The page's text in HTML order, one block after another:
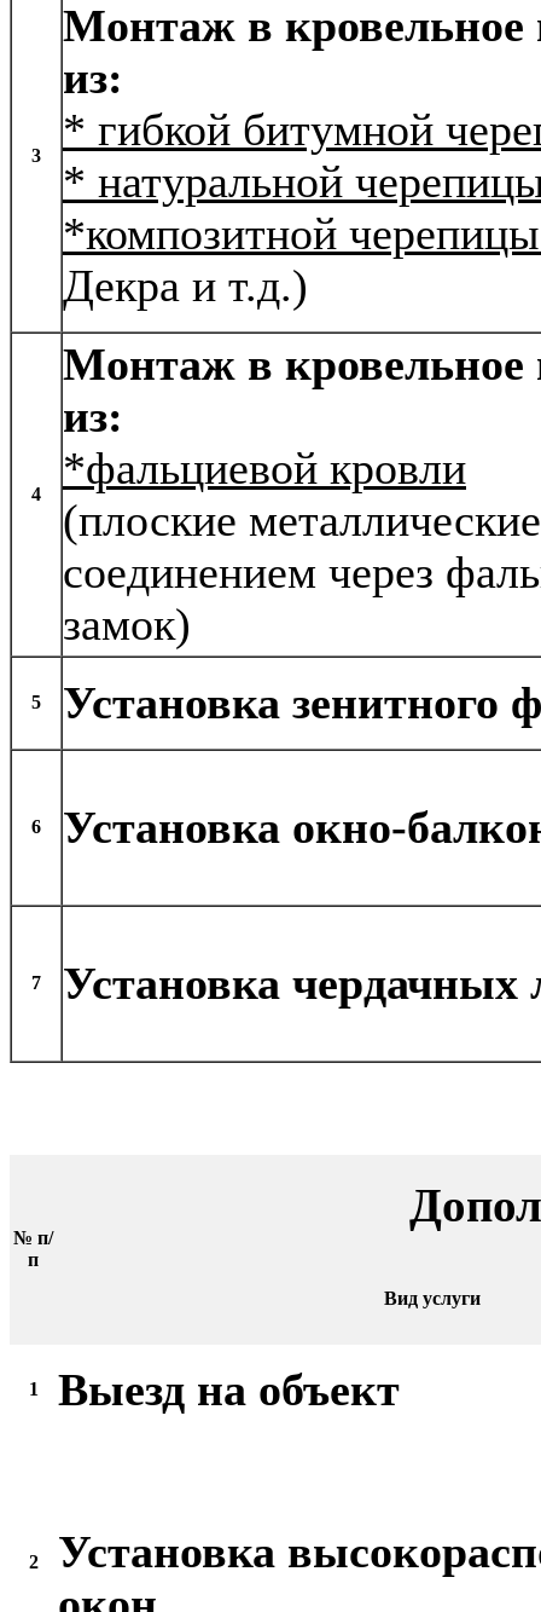
3
Монтаж в кровельное
из:
* гибкой битумной
* натуральной
*композитной
Декра и т.д.)
4
Монтаж в кровельное
из:
*фальциевой кровли
(плоские
соединением через
замок)
5 Установка зенитного
6 Установка окно-
7 Установка чердачных
№ п/
п
Вид услуги
1 Выезд на объект
2
Установка